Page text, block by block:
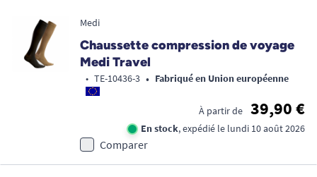
Medi
Chaussette compression de voyage
Medi Travel
• TE-10436-3 • Fabriqué en Union européenne
À partir de 39,90 €
En stock, expédié le lundi 10 août 2026
Comparer